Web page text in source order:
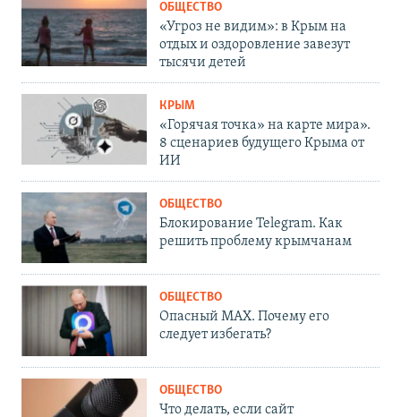
ОБЩЕСТВО
«Угроз не видим»: в Крым на
отдых и оздоровление завезут
тысячи детей
КРЫМ
«Горячая точка» на карте мира».
8 сценариев будущего Крыма от
ИИ
ОБЩЕСТВО
Блокирование Telegram. Как
решить проблему крымчанам
ОБЩЕСТВО
Опасный MAX. Почему его
следует избегать?
ОБЩЕСТВО
Что делать, если сайт